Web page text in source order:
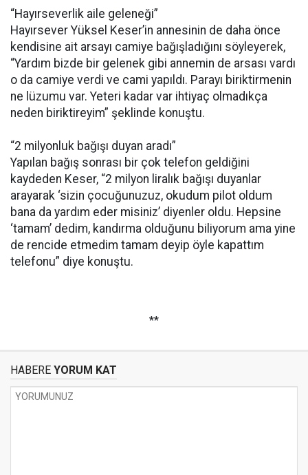
“Hayırseverlik aile geleneği”
Hayırsever Yüksel Keser’in annesinin de daha önce
kendisine ait arsayı camiye bağışladığını söyleyerek,
“Yardım bizde bir gelenek gibi annemin de arsası vardı
o da camiye verdi ve cami yapıldı. Parayı biriktirmenin
ne lüzumu var. Yeteri kadar var ihtiyaç olmadıkça
neden biriktireyim” şeklinde konuştu.
“2 milyonluk bağışı duyan aradı”
Yapılan bağış sonrası bir çok telefon geldiğini
kaydeden Keser, “2 milyon liralık bağışı duyanlar
arayarak ‘sizin çocuğunuzuz, okudum pilot oldum
bana da yardım eder misiniz’ diyenler oldu. Hepsine
‘tamam’ dedim, kandırma olduğunu biliyorum ama yine
de rencide etmedim tamam deyip öyle kapattım
telefonu” diye konuştu.
**
HABERE YORUM KAT